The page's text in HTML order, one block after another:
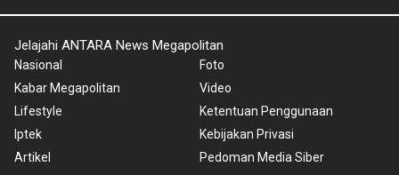
Jelajahi ANTARA News Megapolitan
Nasional
Kabar Megapolitan
Lifestyle
Iptek
Artikel
Foto
Video
Ketentuan Penggunaan
Kebijakan Privasi
Pedoman Media Siber